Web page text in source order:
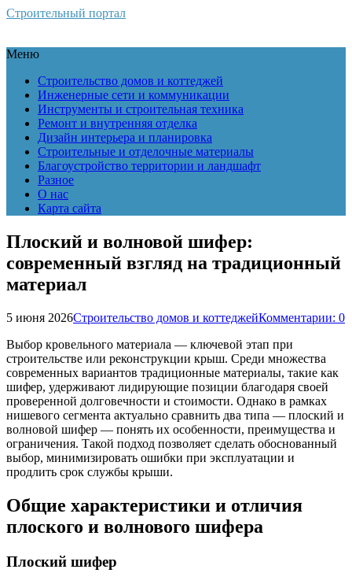
Строительный портал
Меню
Строительство домов и коттеджей
Инженерные сети и коммуникации
Инструменты и строительная техника
Ремонт и внутренняя отделка
Дизайн интерьера и планировка
Строительные и отделочные материалы
Благоустройство территории и ландшафт
Разное
О нас
Карта сайта
Плоский и волновой шифер:
современный взгляд на традиционный
материал
5 июня 2026Строительство домов и коттеджейКомментарии: 0
Выбор кровельного материала — ключевой этап при
строительстве или реконструкции крыш. Среди множества
современных вариантов традиционные материалы, такие как
шифер, удерживают лидирующие позиции благодаря своей
проверенной долговечности и стоимости. Однако в рамках
нишевого сегмента актуально сравнить два типа — плоский и
волновой шифер — понять их особенности, преимущества и
ограничения. Такой подход позволяет сделать обоснованный
выбор, минимизировать ошибки при эксплуатации и
продлить срок службы крыши.
Общие характеристики и отличия
плоского и волнового шифера
Плоский шифер